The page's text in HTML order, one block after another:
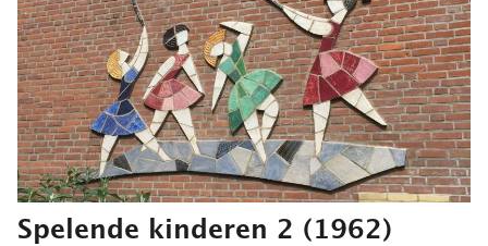
Spelende kinderen 2 (1962)